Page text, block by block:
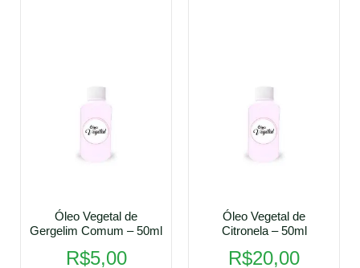
Óleo Vegetal de
Gergelim Comum – 50ml
R$5,00
Óleo Vegetal de
Citronela – 50ml
R$20,00